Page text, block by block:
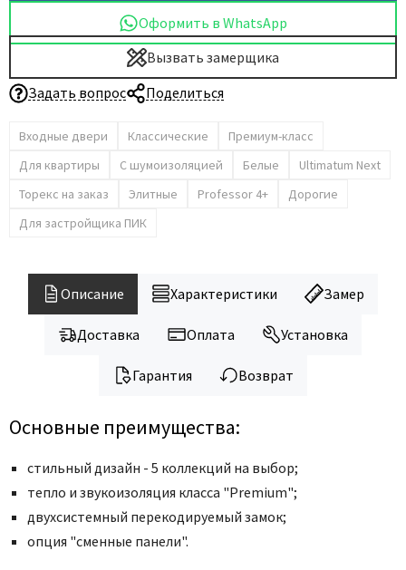
Kapelli
Komfort Doors
Legend
LiGa
Line Doors
Luxor
Miksal
Milyana
Oro - Oro
Philips
Porta Di Parma
Porte Vista
Portika
Оформить в WhatsApp
Вызвать замерщика
Задать вопрос
Поделиться
Входные двери Классические
Премиум-класс
Для квартиры
С шумоизоляцией Белые
Ultimatum Next
Торекс на заказ
Элитные Professor 4+
Дорогие
Для застройщика ПИК
Описание Характеристики Замер
Доставка Оплата Установка
Гарантия Возврат
Основные преимущества:
стильный дизайн - 5 коллекций на выбор;
тепло и звукоизоляция класса "Premium";
двухсистемный перекодируемый замок;
опция "сменные панели".